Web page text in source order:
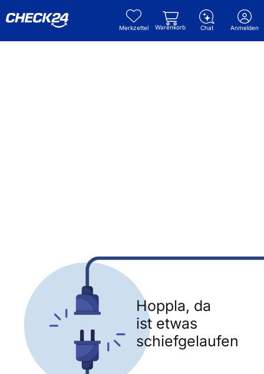
Merkzettel Warenkorb Chat Anmelden
Hoppla, da
ist etwas
schiefgelaufen